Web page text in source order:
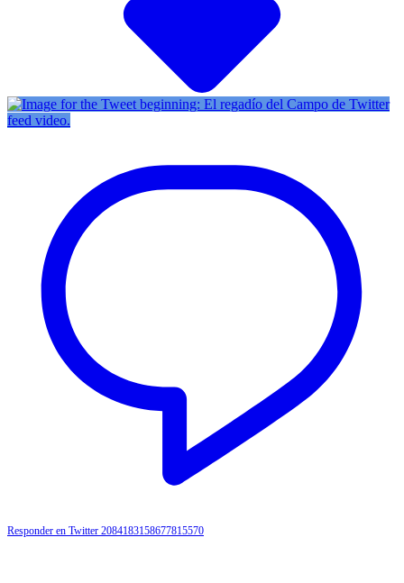
Twitter
feed video.
Responder en Twitter 2084183158677815570